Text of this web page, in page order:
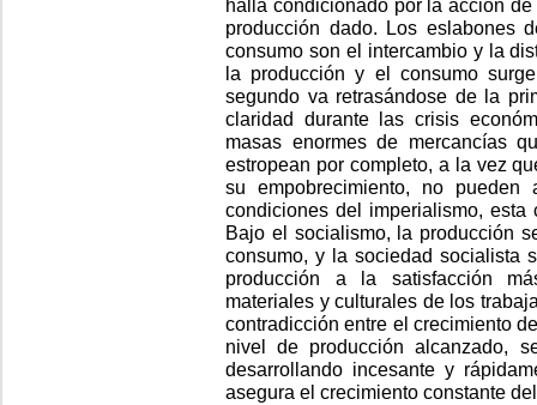
halla condicionado por la acción
producción dado. Los eslabones
consumo son el intercambio y la
la producción y el consumo
segundo va retrasándose de la
claridad durante las crisis
masas enormes de mercancías
estropean por completo, a la vez
su empobrecimiento, no pueden
condiciones del imperialismo,
Bajo el socialismo, la producción
consumo, y la sociedad socialista
producción a la satisfacción
materiales y culturales de los
contradicción entre el crecimiento
nivel de producción alcanzado,
desarrollando incesante y
asegura el crecimiento constante